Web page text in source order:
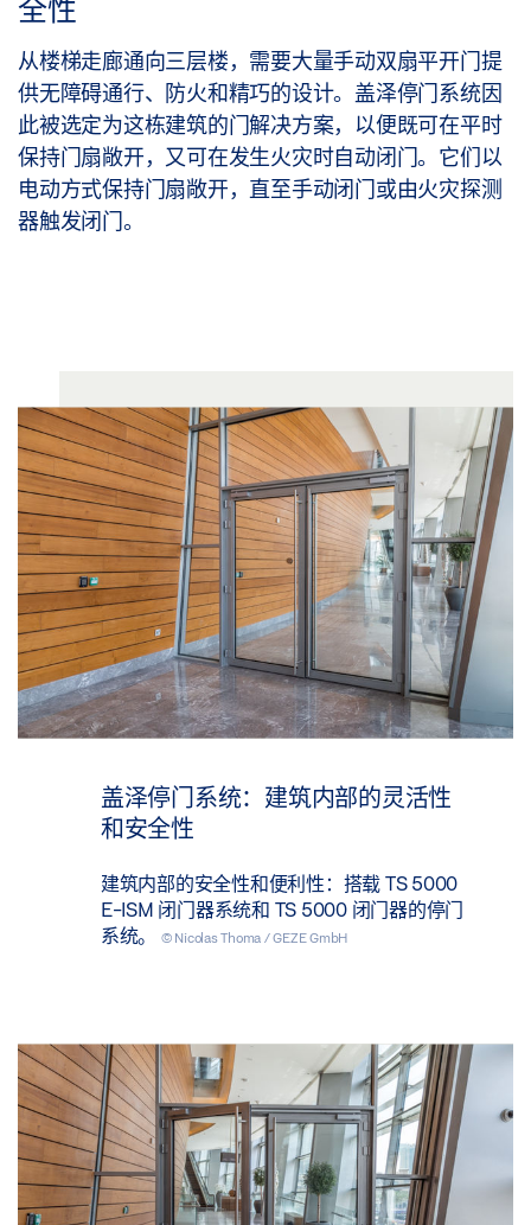
全性
从楼梯走廊通向三层楼，需要大量手动双扇平开门提
供无障碍通行、防火和精巧的设计。盖泽停门系统因
此被选定为这栋建筑的门解决方案，以便既可在平时
保持门扇敞开，又可在发生火灾时自动闭门。它们以
电动方式保持门扇敞开，直至手动闭门或由火灾探测
器触发闭门。
盖泽停门系统：建筑内部的灵活性
和安全性
建筑内部的安全性和便利性：搭载 TS 5000
E-ISM 闭门器系统和 TS 5000 闭门器的停门
系统。
© Nicolas Thoma / GEZE GmbH